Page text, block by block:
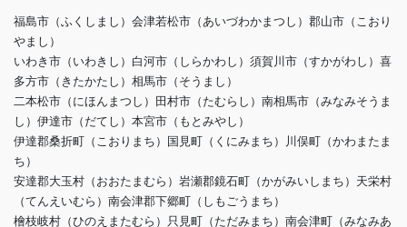
福島市（ふくしまし）会津若松市（あいづわかまつし）郡山市（こおり
やまし）
いわき市（いわきし）白河市（しらかわし）須賀川市（すかがわし）喜
多方市（きたかたし）相馬市（そうまし）
二本松市（にほんまつし）田村市（たむらし）南相馬市（みなみそうま
し）伊達市（だてし）本宮市（もとみやし）
伊達郡桑折町（こおりまち）国見町（くにみまち）川俣町（かわまたま
ち）
安達郡大玉村（おおたまむら）岩瀬郡鏡石町（かがみいしまち）天栄村
（てんえいむら）南会津郡下郷町（しもごうまち）
檜枝岐村（ひのえまたむら）只見町（ただみまち）南会津町（みなみあ